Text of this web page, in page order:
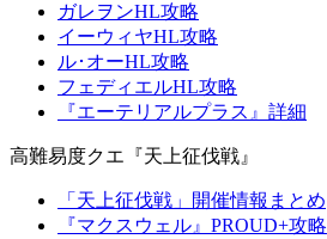
ガレヲンHL攻略
イーウィヤHL攻略
ル･オーHL攻略
フェディエルHL攻略
『エーテリアルプラス』詳細
高難易度クエ『天上征伐戦』
「天上征伐戦」開催情報まとめ
『マクスウェル』PROUD+攻略